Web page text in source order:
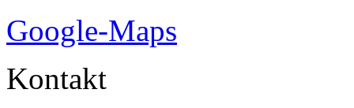
Google-Maps
Kontakt